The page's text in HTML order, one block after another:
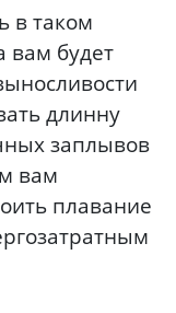
в таком
вам будет
длинну
заплывов
вам
плавание